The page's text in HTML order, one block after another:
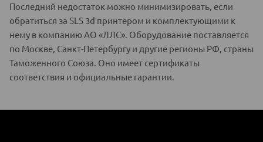
Последний недостаток можно минимизировать, если
обратиться за SLS 3d принтером и комплектующими к
нему в компанию АО «ЛЛС». Оборудование поставляется
по Москве, Санкт-Петербургу и другие регионы РФ, страны
Таможенного Союза. Оно имеет сертификаты
соответствия и официальные гарантии.